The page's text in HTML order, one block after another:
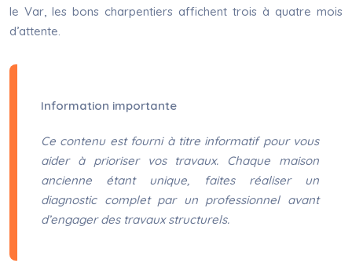
le Var, les bons charpentiers affichent trois à quatre mois
d’attente.
Information importante
Ce contenu est fourni à titre informatif pour vous
aider à prioriser vos travaux. Chaque maison
ancienne étant unique, faites réaliser un
diagnostic complet par un professionnel avant
d’engager des travaux structurels.